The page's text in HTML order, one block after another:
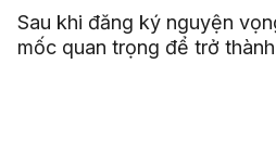
Sau khi đăng ký nguyện
mốc quan trọng để trở